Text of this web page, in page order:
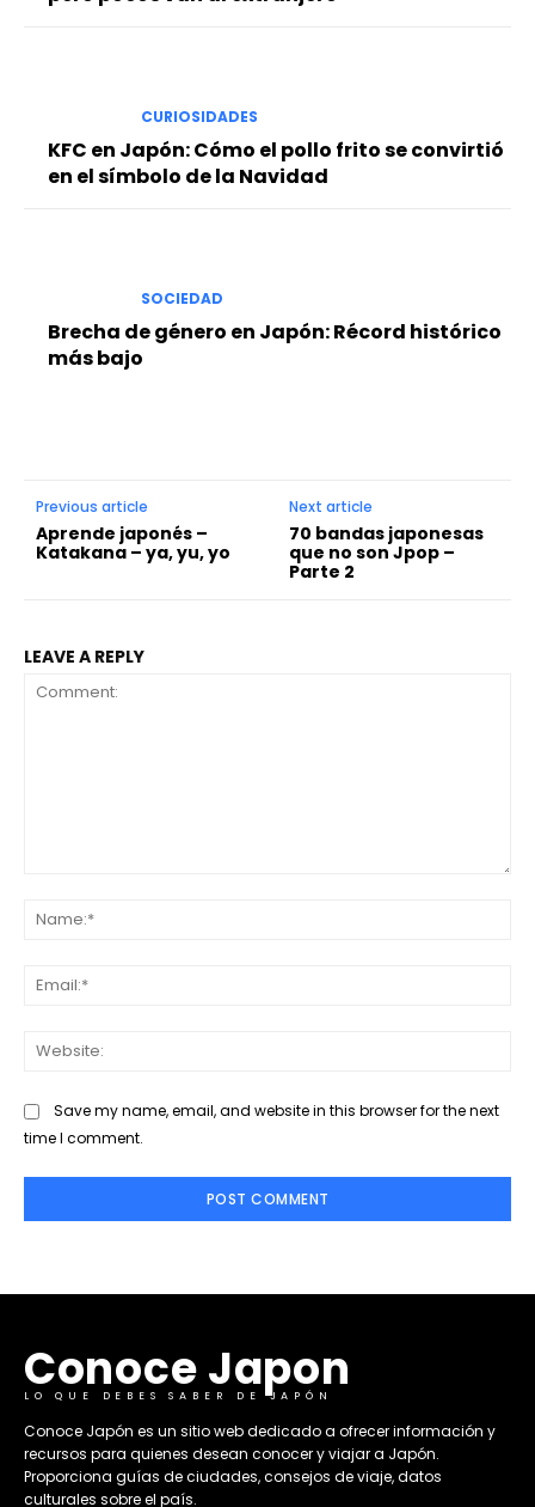
CURIOSIDADES
KFC en Japón: Cómo el pollo frito se convirtió
en el símbolo de la Navidad
SOCIEDAD
Brecha de género en Japón: Récord histórico
más bajo
Previous article
Aprende japonés –
Katakana – ya, yu, yo
Next article
70 bandas japonesas
que no son Jpop –
Parte 2
LEAVE A REPLY
Save my name, email, and website in this browser for the next
time I comment.
Conoce Japon
LO QUE DEBES SABER DE JAPÓN
​Conoce Japón es un sitio web dedicado a ofrecer información y
recursos para quienes desean conocer y viajar a Japón.
Proporciona guías de ciudades, consejos de viaje, datos
culturales sobre el país. ​